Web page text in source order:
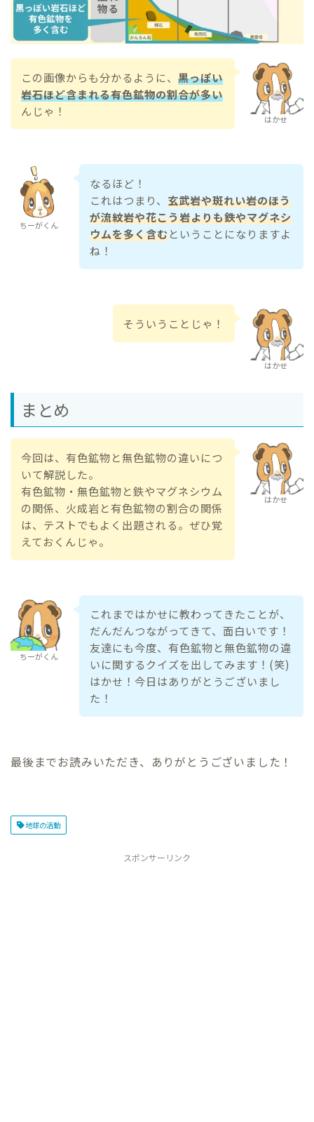
はかせ
この画像からも分かるように、 黒っぽい
岩石ほど含まれる有色鉱物の割合が多い
んじゃ！
ちーがくん
なるほど！
これはつまり、 玄武岩や斑れい岩のほう
が流紋岩や花こう岩よりも鉄やマグネシ
ウムを多く含むということになりますよ
ね！
はかせ
そういうことじゃ！
まとめ
はかせ
今回は、有色鉱物と無色鉱物の違いにつ
いて解説した。
有色鉱物・無色鉱物と鉄やマグネシウム
の関係、火成岩と有色鉱物の割合の関係
は、テストでもよく出題される。ぜひ覚
えておくんじゃ。
ちーがくん
これまではかせに教わってきたことが、
だんだんつながってきて、面白いです！
友達にも今度、有色鉱物と無色鉱物の違
いに関するクイズを出してみます！(笑)
はかせ！今日はありがとうございまし
た！
最後までお読みいただき、ありがとうございました！
地球の活動
スポンサーリンク